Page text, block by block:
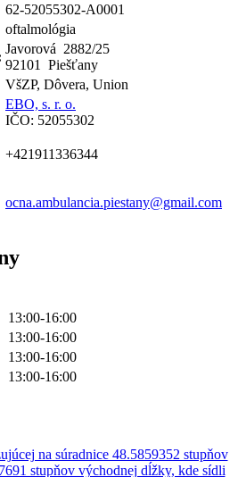
62-52055302-A0001
oftalmológia
Javorová 2882/25
92101 Piešťany
VšZP, Dôvera, Union
EBO, s. r. o.
IČO: 52055302
+421911336344
ocna.ambulancia.piestany@gmail.com
13:00-16:00
13:00-16:00
13:00-16:00
13:00-16:00